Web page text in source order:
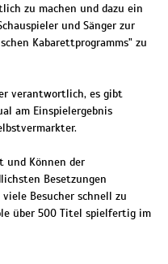
zu machen und dazu ein
und Sänger zur
Kabarettprogramms" zu
verantwortlich, es gibt
am Einspielergebnis
und Können der
Besetzungen
Besucher schnell zu
über 500 Titel spielfertig im